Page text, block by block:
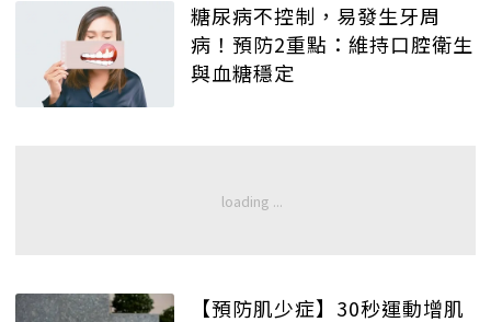
糖尿病不控制，易發生牙周
病！預防2重點：維持口腔衛生
與血糖穩定
【預防肌少症】30秒運動增肌